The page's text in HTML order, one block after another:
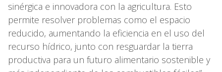
sinérgica e innovadora con la agricultura. Esto
permite resolver problemas como el espacio
reducido, aumentando la eficiencia en el uso del
recurso hídrico, junto con resguardar la tierra
productiva para un futuro alimentario sostenible y